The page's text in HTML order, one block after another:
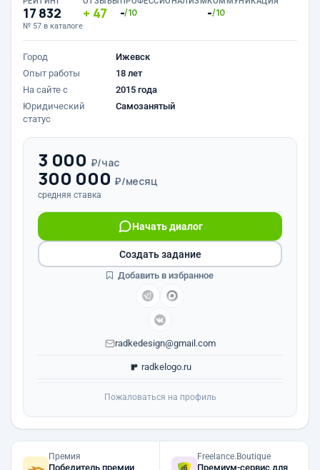
17 832
№ 57 в каталоге
47 -/10 -/10
Город
Ижевск
Опыт работы
18 лет
На сайте с
2015 года
Юридический
статус
Самозанятый
3 000 ₽/час
300 000 ₽/месяц
средняя ставка
Начать диалог
radkedesign@gmail.com
radkelogo.ru
Создать задание
Добавить в избранное
Пожаловаться на профиль
Премия
Победитель премии
Freelance.Boutique
Премиум-сервис для